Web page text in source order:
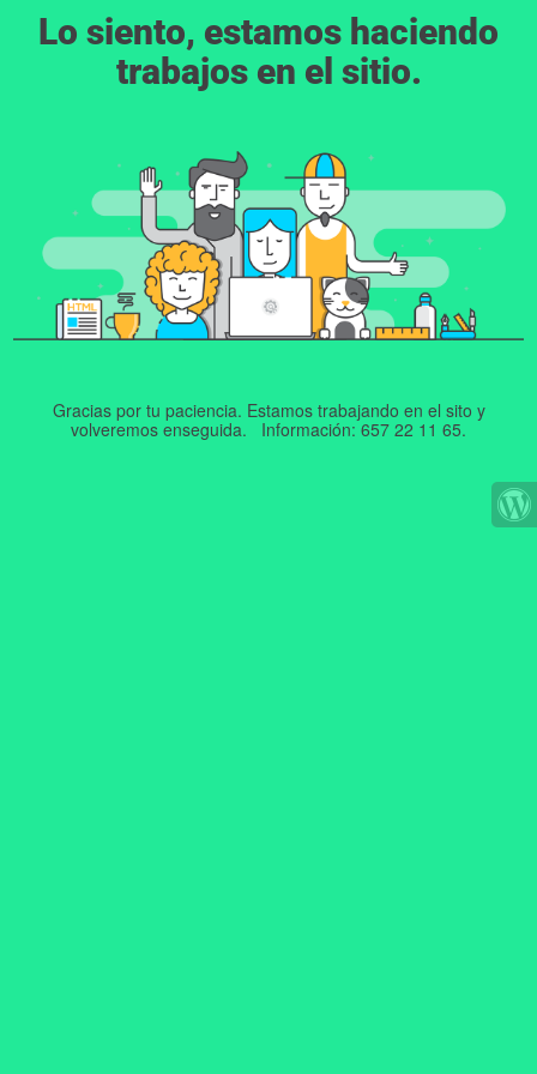
Lo siento, estamos haciendo
trabajos en el sitio.
Gracias por tu paciencia. Estamos trabajando en el sito y
volveremos enseguida. Información: 657 22 11 65.